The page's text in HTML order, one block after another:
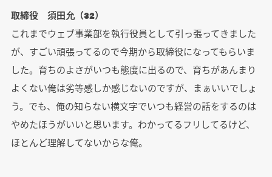
取締役 須田允（32）
これまでウェブ事業部を執行役員として引っ張ってきました
が、すごい頑張ってるので今期から取締役になってもらいま
した。育ちのよさがいつも態度に出るので、育ちがあんまり
よくない俺は劣等感しか感じないのですが、まぁいいでしょ
う。でも、俺の知らない横文字でいつも経営の話をするのは
やめたほうがいいと思います。わかってるフリしてるけど、
ほとんど理解してないからな俺。